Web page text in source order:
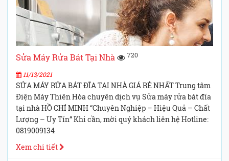
Sửa Máy Rửa Bát Tại Nhà 720
11/13/2021
SỬA MÁY RỬA BÁT ĐĨA TẠI NHÀ GIÁ RẺ NHẤT Trung tâm
Điện Máy Thiên Hòa chuyên dịch vụ Sửa máy rửa bát đĩa
tại nhà HỒ CHÍ MINH “Chuyên Nghiệp – Hiệu Quả – Chất
Lượng – Uy Tín” Khi cần, mời quý khách liên hệ Hotline:
0819009134
Xem chi tiết